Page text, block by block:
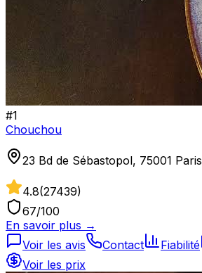
#1
Chouchou
23 Bd de Sébastopol, 75001 Paris
4.8(27439)
67/100
En savoir plus →
Voir les avis
Contact Fiabilité
Voir les prix